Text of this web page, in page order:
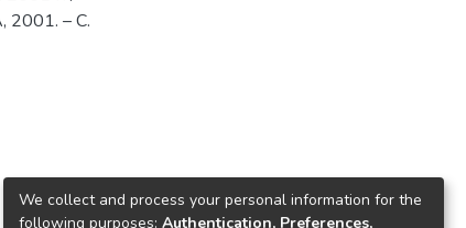
2001. – С.
We collect and process your personal information for the
following purposes: Authentication, Preferences,